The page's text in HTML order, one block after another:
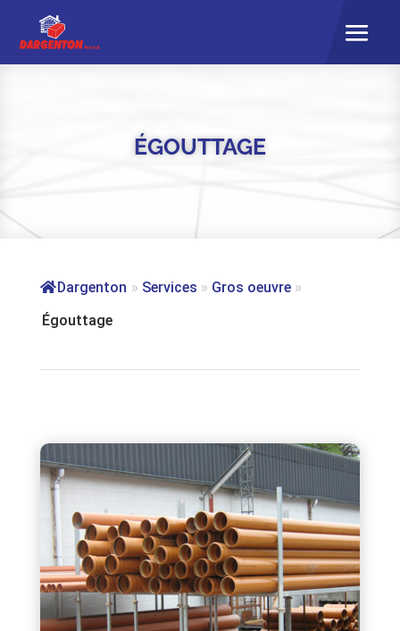
ÉGOUTTAGE
Dargenton » Services » Gros oeuvre »
Égouttage